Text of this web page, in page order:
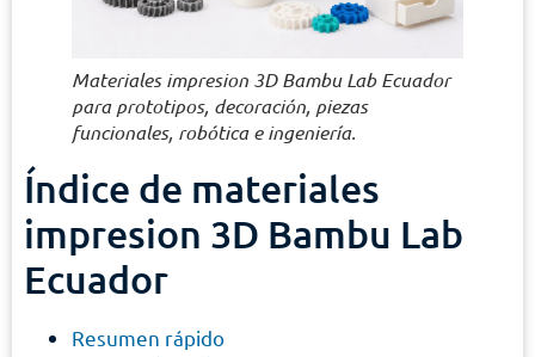
Materiales impresion 3D Bambu Lab Ecuador
para prototipos, decoración, piezas
funcionales, robótica e ingeniería.
Índice de materiales
impresion 3D Bambu Lab
Ecuador
Resumen rápido